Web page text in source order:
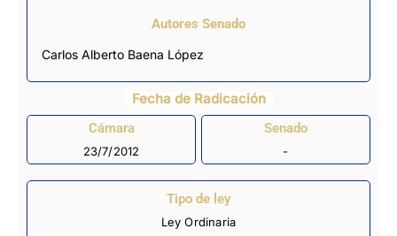
Autores Senado
Carlos Alberto Baena López
Fecha de Radicación
Cámara
23/7/2012
Senado
-
Tipo de ley
Ley Ordinaria